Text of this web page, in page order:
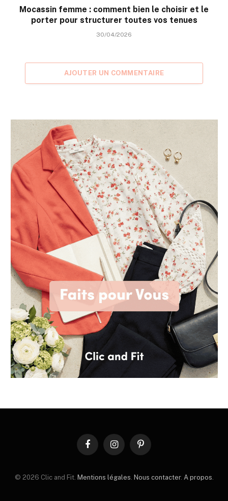
Mocassin femme : comment bien le choisir et le
porter pour structurer toutes vos tenues
30/04/2026
AJOUTER UN COMMENTAIRE
FacebookInstagramPinterest
© 2026 Clic and Fit. Mentions légales. Nous contacter. A propos.